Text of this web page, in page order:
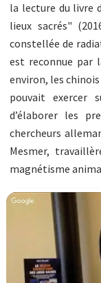
la lecture du livre
lieux sacrés"
constellée de
est reconnue par
environ, les
pouvait exercer
d’élaborer les
chercheurs
Mesmer,
magnétisme